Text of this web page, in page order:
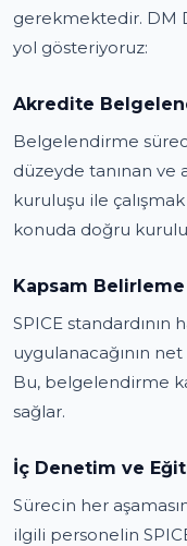
gerekmektedir. DM
yol gösteriyoruz:
Akredite
Belgelendirme
düzeyde tanınan
kuruluşu ile çalışmak
konuda doğru
Kapsam Belirleme
SPICE standardının
uygulanacağının
Bu, belgelendirme
sağlar.
İç Denetim ve
Sürecin her
ilgili personelin